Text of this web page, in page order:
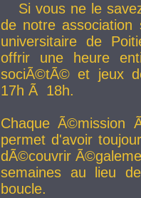
Si vous ne le
de notre
universitaire de
offrir une heure
sociÃ©tÃ© et jeux
17h Ã 18h.
Chaque Ã©mission
permet d'avoir
dÃ©couvrir
semaines au lieu
boucle.